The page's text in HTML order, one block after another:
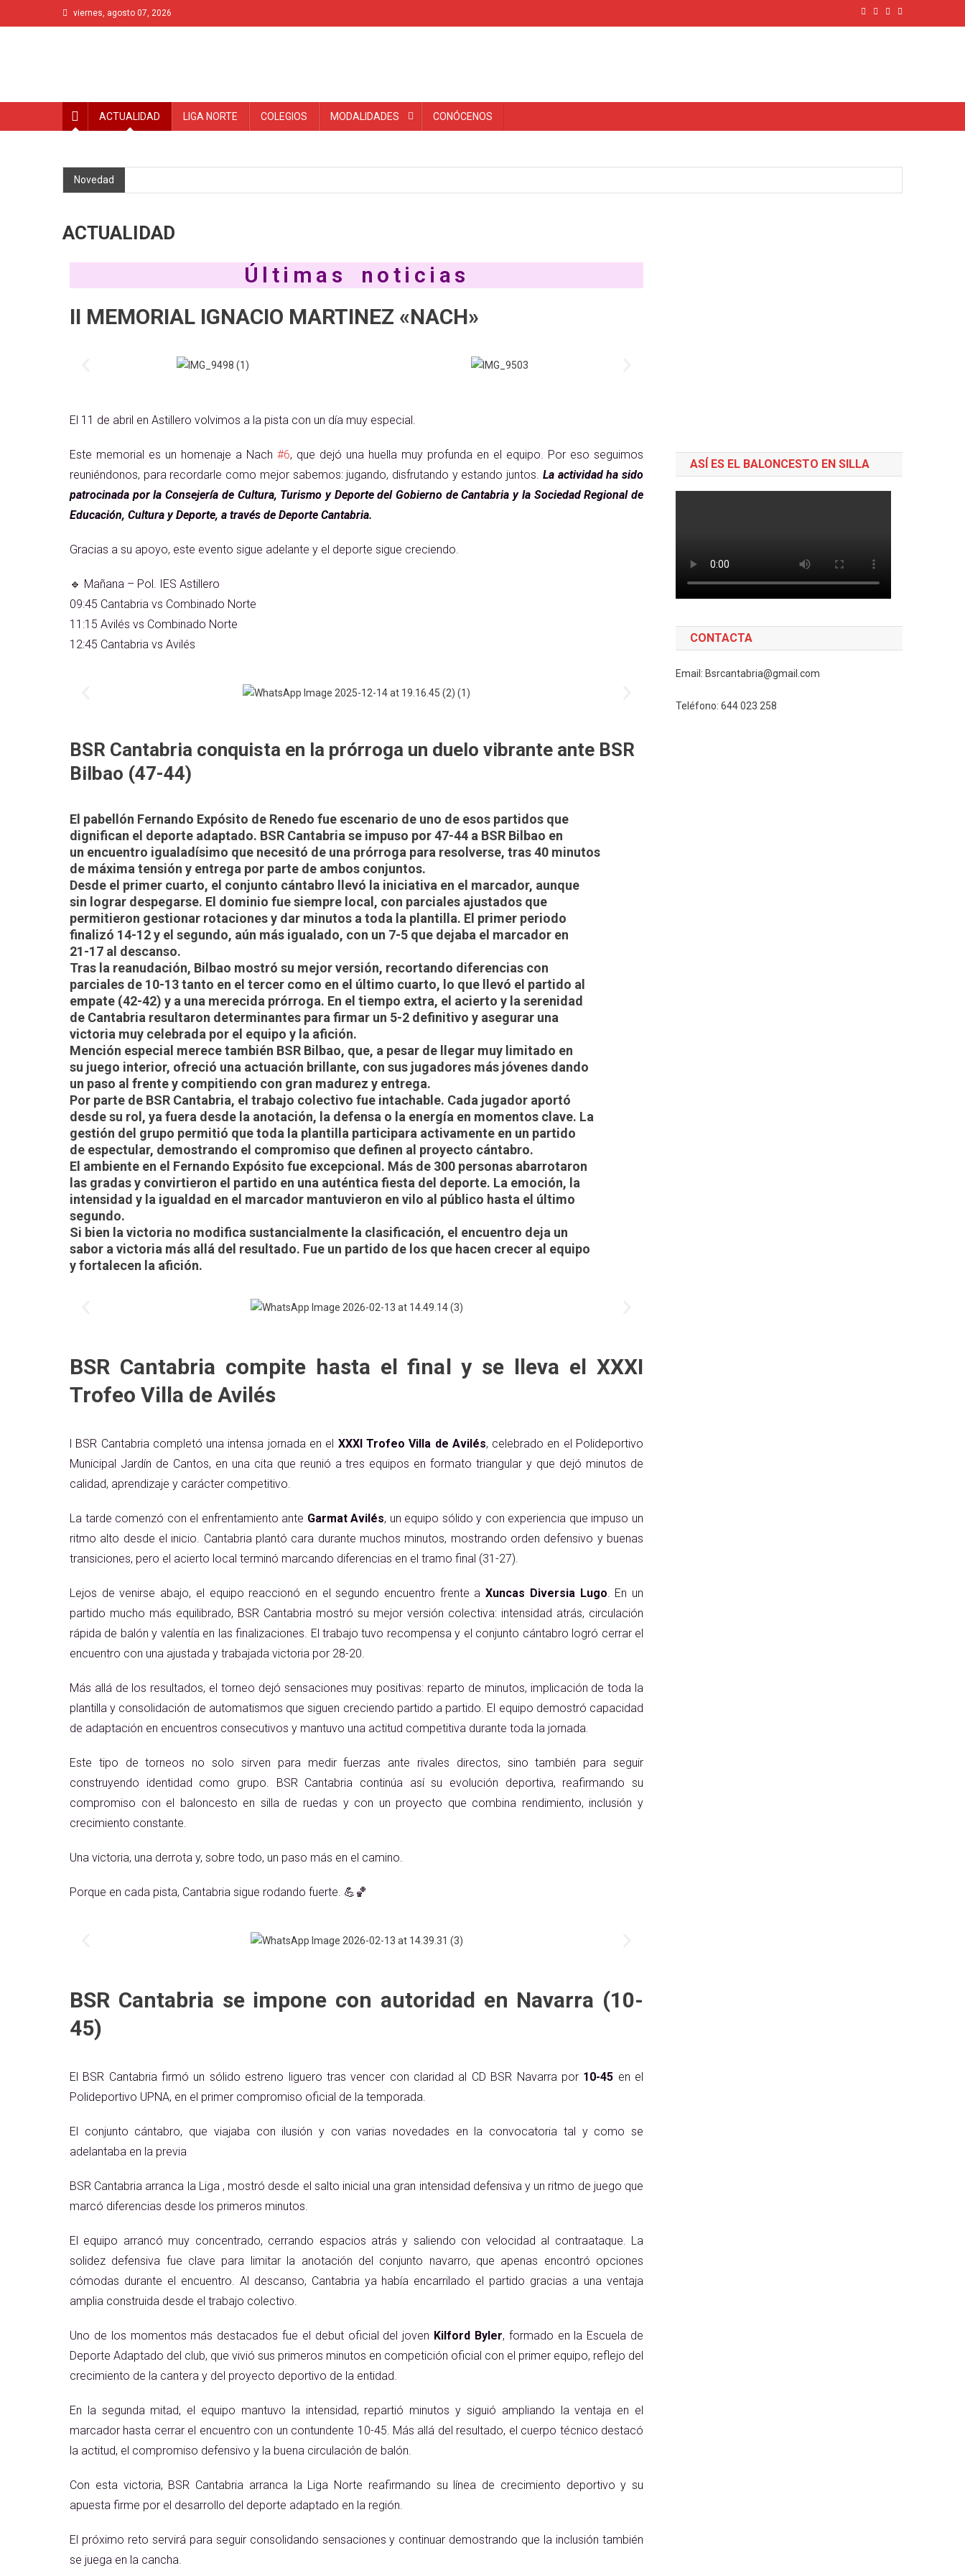
viernes, agosto 07, 2026
ACTUALIDAD LIGA NORTE COLEGIOS MODALIDADES CONÓCENOS
Novedad
ACTUALIDAD
Últimas noticias
II MEMORIAL IGNACIO MARTINEZ «NACH»
El 11 de abril en Astillero volvimos a la pista con un día muy especial.
Este memorial es un homenaje a Nach #6, que dejó una huella muy profunda en el equipo. Por eso seguimos
reuniéndonos, para recordarle como mejor sabemos: jugando, disfrutando y estando juntos. La actividad ha sido
patrocinada por la Consejería de Cultura, Turismo y Deporte del Gobierno de Cantabria y la Sociedad Regional de
Educación, Cultura y Deporte, a través de Deporte Cantabria.
Gracias a su apoyo, este evento sigue adelante y el deporte sigue creciendo.
🔹 Mañana – Pol. IES Astillero
09:45 Cantabria vs Combinado Norte
11:15 Avilés vs Combinado Norte
12:45 Cantabria vs Avilés
BSR Cantabria conquista en la prórroga un duelo vibrante ante BSR
Bilbao (47-44)
El pabellón Fernando Expósito de Renedo fue escenario de uno de esos partidos que
dignifican el deporte adaptado. BSR Cantabria se impuso por 47-44 a BSR Bilbao en
un encuentro igualadísimo que necesitó de una prórroga para resolverse, tras 40 minutos
de máxima tensión y entrega por parte de ambos conjuntos.
Desde el primer cuarto, el conjunto cántabro llevó la iniciativa en el marcador, aunque
sin lograr despegarse. El dominio fue siempre local, con parciales ajustados que
permitieron gestionar rotaciones y dar minutos a toda la plantilla. El primer periodo
finalizó 14-12 y el segundo, aún más igualado, con un 7-5 que dejaba el marcador en
21-17 al descanso.
Tras la reanudación, Bilbao mostró su mejor versión, recortando diferencias con
parciales de 10-13 tanto en el tercer como en el último cuarto, lo que llevó el partido al
empate (42-42) y a una merecida prórroga. En el tiempo extra, el acierto y la serenidad
de Cantabria resultaron determinantes para firmar un 5-2 definitivo y asegurar una
victoria muy celebrada por el equipo y la afición.
Mención especial merece también BSR Bilbao, que, a pesar de llegar muy limitado en
su juego interior, ofreció una actuación brillante, con sus jugadores más jóvenes dando
un paso al frente y compitiendo con gran madurez y entrega.
Por parte de BSR Cantabria, el trabajo colectivo fue intachable. Cada jugador aportó
desde su rol, ya fuera desde la anotación, la defensa o la energía en momentos clave. La
gestión del grupo permitió que toda la plantilla participara activamente en un partido
de espectular, demostrando el compromiso que definen al proyecto cántabro.
El ambiente en el Fernando Expósito fue excepcional. Más de 300 personas abarrotaron
las gradas y convirtieron el partido en una auténtica fiesta del deporte. La emoción, la
intensidad y la igualdad en el marcador mantuvieron en vilo al público hasta el último
segundo.
Si bien la victoria no modifica sustancialmente la clasificación, el encuentro deja un
sabor a victoria más allá del resultado. Fue un partido de los que hacen crecer al equipo
y fortalecen la afición.
BSR Cantabria compite hasta el final y se lleva el XXXI
Trofeo Villa de Avilés
l BSR Cantabria completó una intensa jornada en el XXXI Trofeo Villa de Avilés, celebrado en el Polideportivo
Municipal Jardín de Cantos, en una cita que reunió a tres equipos en formato triangular y que dejó minutos de
calidad, aprendizaje y carácter competitivo.
La tarde comenzó con el enfrentamiento ante Garmat Avilés, un equipo sólido y con experiencia que impuso un
ritmo alto desde el inicio. Cantabria plantó cara durante muchos minutos, mostrando orden defensivo y buenas
transiciones, pero el acierto local terminó marcando diferencias en el tramo final (31-27).
Lejos de venirse abajo, el equipo reaccionó en el segundo encuentro frente aXuncas Diversia Lugo. En un
partido mucho más equilibrado, BSR Cantabria mostró su mejor versión colectiva: intensidad atrás, circulación
rápida de balón y valentía en las finalizaciones. El trabajo tuvo recompensa y el conjunto cántabro logró cerrar el
encuentro con una ajustada y trabajada victoria por 28-20.
Más allá de los resultados, el torneo dejó sensaciones muy positivas: reparto de minutos, implicación de toda la
plantilla y consolidación de automatismos que siguen creciendo partido a partido. El equipo demostró capacidad
de adaptación en encuentros consecutivos y mantuvo una actitud competitiva durante toda la jornada.
Este tipo de torneos no solo sirven para medir fuerzas ante rivales directos, sino también para seguir
construyendo identidad como grupo. BSR Cantabria continúa así su evolución deportiva, reafirmando su
compromiso con el baloncesto en silla de ruedas y con un proyecto que combina rendimiento, inclusión y
crecimiento constante.
Una victoria, una derrota y, sobre todo, un paso más en el camino.
Porque en cada pista, Cantabria sigue rodando fuerte. 💪🏀
BSR Cantabria se impone con autoridad en Navarra (10-
45)
El BSR Cantabria firmó un sólido estreno liguero tras vencer con claridad al CD BSR Navarra por 10-45 en el
Polideportivo UPNA, en el primer compromiso oficial de la temporada.
El conjunto cántabro, que viajaba con ilusión y con varias novedades en la convocatoria tal y como se
adelantaba en la previa
BSR Cantabria arranca la Liga , mostró desde el salto inicial una gran intensidad defensiva y un ritmo de juego que
marcó diferencias desde los primeros minutos.
El equipo arrancó muy concentrado, cerrando espacios atrás y saliendo con velocidad al contraataque. La
solidez defensiva fue clave para limitar la anotación del conjunto navarro, que apenas encontró opciones
cómodas durante el encuentro. Al descanso, Cantabria ya había encarrilado el partido gracias a una ventaja
amplia construida desde el trabajo colectivo.
Uno de los momentos más destacados fue el debut oficial del joven Kilford Byler, formado en la Escuela de
Deporte Adaptado del club, que vivió sus primeros minutos en competición oficial con el primer equipo, reflejo del
crecimiento de la cantera y del proyecto deportivo de la entidad.
En la segunda mitad, el equipo mantuvo la intensidad, repartió minutos y siguió ampliando la ventaja en el
marcador hasta cerrar el encuentro con un contundente 10-45. Más allá del resultado, el cuerpo técnico destacó
la actitud, el compromiso defensivo y la buena circulación de balón.
Con esta victoria, BSR Cantabria arranca la Liga Norte reafirmando su línea de crecimiento deportivo y su
apuesta firme por el desarrollo del deporte adaptado en la región.
El próximo reto servirá para seguir consolidando sensaciones y continuar demostrando que la inclusión también
se juega en la cancha.
ASÍ ES EL BALONCESTO EN SILLA
CONTACTA
Email: Bsrcantabria@gmail.com
Teléfono: 644 023 258